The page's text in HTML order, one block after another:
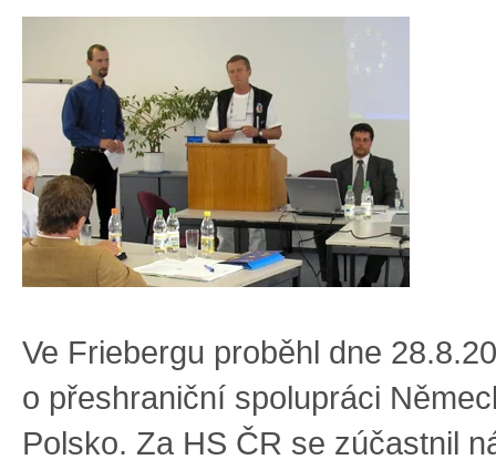
Ve Friebergu proběhl dne
o přeshraniční spolupráci
Polsko. Za HS ČR se zúčastnil